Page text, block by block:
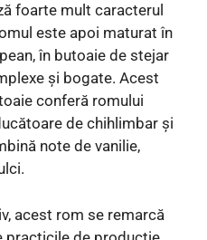
foarte mult caracterul
este apoi maturat în
în butoaie de stejar
și bogate. Acest
conferă romului
de chihlimbar și
note de vanilie,
acest rom se remarcă